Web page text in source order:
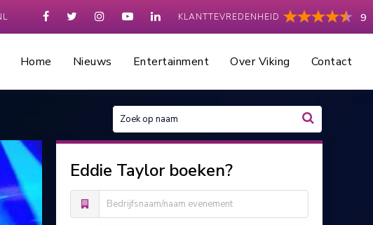
KLANTTEVREDENHEID 9
Home Nieuws Entertainment Over Viking Contact
Eddie Taylor boeken?